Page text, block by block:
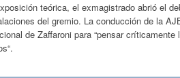
teórica, el exmagistrado abrió el
del gremio. La conducción de la
de Zaffaroni para “pensar